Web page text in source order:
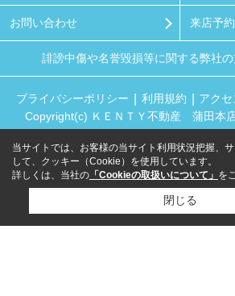
お問い合わせ 来店予約
誹謗中傷や名誉毀損等に関する弊社
プライバシーポリシー 利用規約 アク
Copyright(c) ＫＥＮＴＹ不動産 蒲田本
当サイトでは、お客様の当サイト利用状況把握、
して、クッキー（Cookie）を使用しています。
詳しくは、当社の 「Cookieの取扱いについて」 を
閉じる